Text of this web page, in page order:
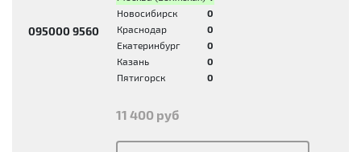
095000 9560
Новосибирск
0
Краснодар
0
Екатеринбург
0
Казань
0
Пятигорск
0
11 400 руб